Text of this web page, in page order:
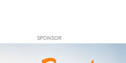
SPONSOR